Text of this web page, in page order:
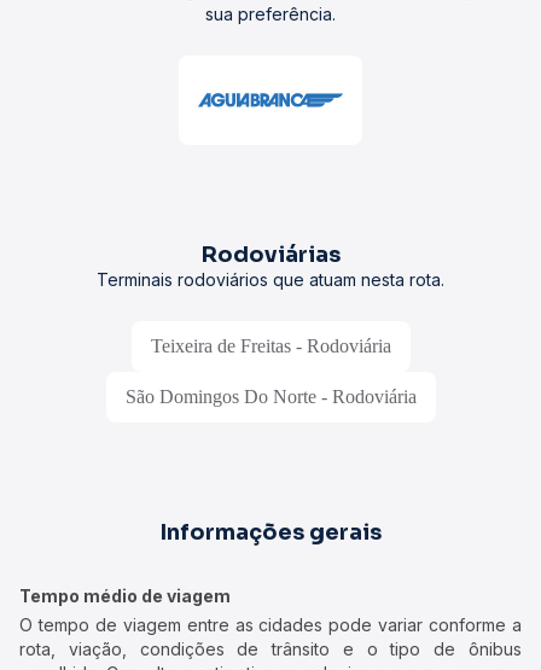
sua preferência.
Rodoviárias
Terminais rodoviários que atuam nesta rota.
Teixeira de Freitas - Rodoviária
São Domingos Do Norte - Rodoviária
Informações gerais
Tempo médio de viagem
O tempo de viagem entre as cidades pode variar conforme a
rota, viação, condições de trânsito e o tipo de ônibus